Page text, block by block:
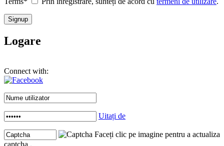
Logare
Connect with:
Uitați de
Faceți clic pe imagine pentru a actualiza
captcha .